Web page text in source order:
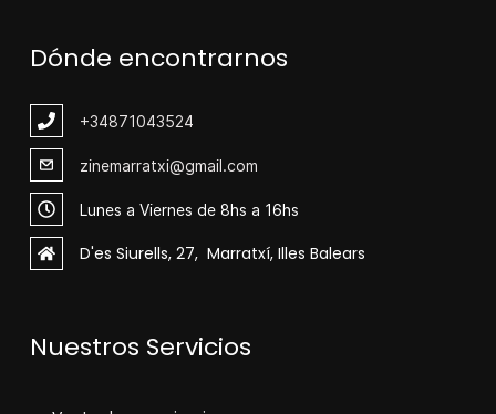
Dónde encontrarnos
+34871043524
zinemarratxi@gmail.com
Lunes a Viernes de 8hs a 16hs
D'es Siurells, 27, Marratxí, Illes Balears
Nuestros Servicios